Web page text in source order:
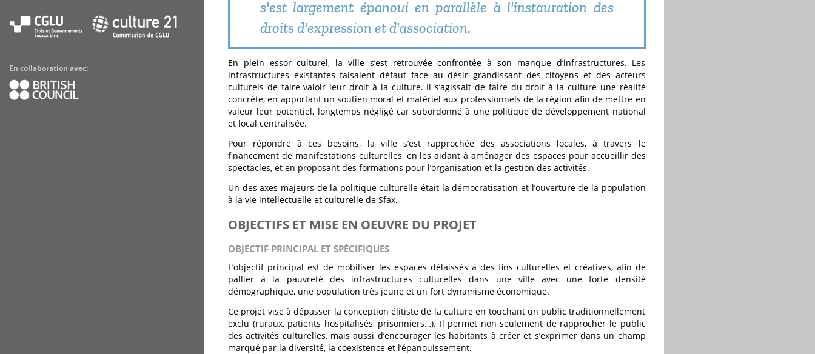
En collaboration avec:
s'est largement épanoui en parallèle à l'instauration des
droits d'expression et d'association.
En plein essor culturel, la ville s’est retrouvée confrontée à son manque d’infrastructures. Les
infrastructures existantes faisaient défaut face au désir grandissant des citoyens et des acteurs
culturels de faire valoir leur droit à la culture. Il s’agissait de faire du droit à la culture une réalité
concrète, en apportant un soutien moral et matériel aux professionnels de la région afin de mettre en
valeur leur potentiel, longtemps négligé car subordonné à une politique de développement national
et local centralisée.
Pour répondre à ces besoins, la ville s’est rapprochée des associations locales, à travers le
financement de manifestations culturelles, en les aidant à aménager des espaces pour accueillir des
spectacles, et en proposant des formations pour l’organisation et la gestion des activités.
Un des axes majeurs de la politique culturelle était la démocratisation et l’ouverture de la population
à la vie intellectuelle et culturelle de Sfax.
OBJECTIFS ET MISE EN OEUVRE DU PROJET
OBJECTIF PRINCIPAL ET SPÉCIFIQUES
L’objectif principal est de mobiliser les espaces délaissés à des fins culturelles et créatives, afin de
pallier à la pauvreté des infrastructures culturelles dans une ville avec une forte densité
démographique, une population très jeune et un fort dynamisme économique.
Ce projet vise à dépasser la conception élitiste de la culture en touchant un public traditionnellement
exclu (ruraux, patients hospitalisés, prisonniers…). Il permet non seulement de rapprocher le public
des activités culturelles, mais aussi d’encourager les habitants à créer et s’exprimer dans un champ
marqué par la diversité, la coexistence et l’épanouissement.